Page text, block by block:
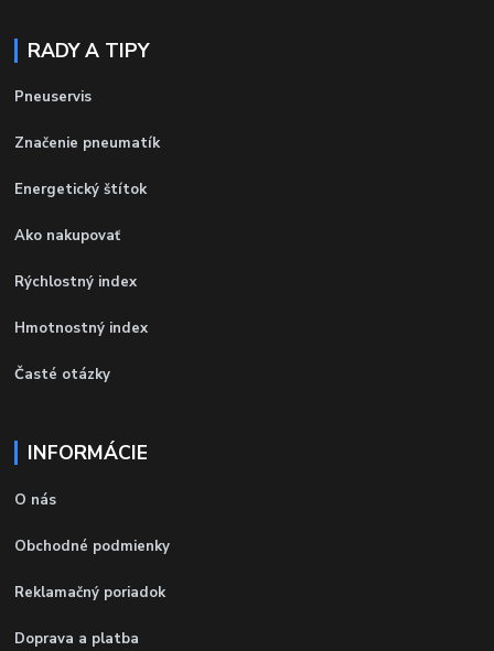
RADY A TIPY
Pneuservis
Značenie pneumatík
Energetický štítok
Ako nakupovať
Rýchlostný index
Hmotnostný index
Časté otázky
INFORMÁCIE
O nás
Obchodné podmienky
Reklamačný poriadok
Doprava a platba